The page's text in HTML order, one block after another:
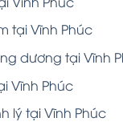
tại Vĩnh Phúc
dương tại Vĩnh
Vĩnh Phúc
lý tại Vĩnh Phúc